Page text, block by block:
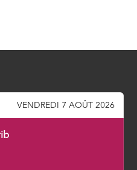
VENDREDI 7 AOÛT 2026